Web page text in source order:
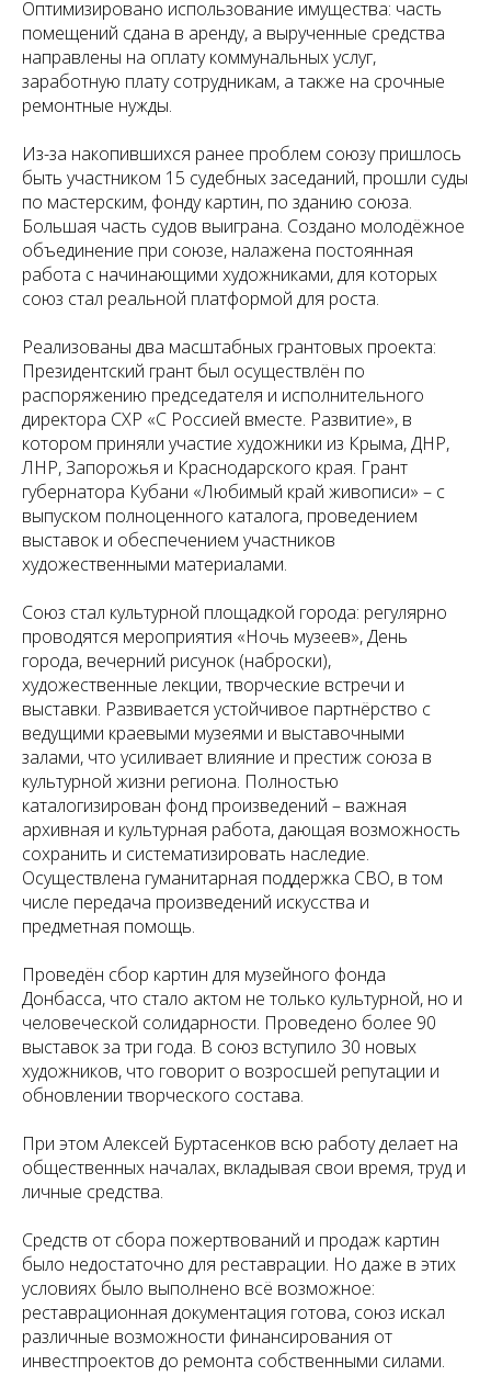
Оптимизировано использование имущества: часть
помещений сдана в аренду, а вырученные средства
направлены на оплату коммунальных услуг,
заработную плату сотрудникам, а также на срочные
ремонтные нужды.
Из-за накопившихся ранее проблем союзу пришлось
быть участником 15 судебных заседаний, прошли суды
по мастерским, фонду картин, по зданию союза.
Большая часть судов выиграна. Создано молодёжное
объединение при союзе, налажена постоянная
работа с начинающими художниками, для которых
союз стал реальной платформой для роста.
Реализованы два масштабных грантовых проекта:
Президентский грант был осуществлён по
распоряжению председателя и исполнительного
директора СХР «С Россией вместе. Развитие», в
котором приняли участие художники из Крыма, ДНР,
ЛНР, Запорожья и Краснодарского края. Грант
губернатора Кубани «Любимый край живописи» – с
выпуском полноценного каталога, проведением
выставок и обеспечением участников
художественными материалами.
Союз стал культурной площадкой города: регулярно
проводятся мероприятия «Ночь музеев», День
города, вечерний рисунок (наброски),
художественные лекции, творческие встречи и
выставки. Развивается устойчивое партнёрство с
ведущими краевыми музеями и выставочными
залами, что усиливает влияние и престиж союза в
культурной жизни региона. Полностью
каталогизирован фонд произведений – важная
архивная и культурная работа, дающая возможность
сохранить и систематизировать наследие.
Осуществлена гуманитарная поддержка СВО, в том
числе передача произведений искусства и
предметная помощь.
Проведён сбор картин для музейного фонда
Донбасса, что стало актом не только культурной, но и
человеческой солидарности. Проведено более 90
выставок за три года. В союз вступило 30 новых
художников, что говорит о возросшей репутации и
обновлении творческого состава.
При этом Алексей Буртасенков всю работу делает на
общественных началах, вкладывая свои время, труд и
личные средства.
Средств от сбора пожертвований и продаж картин
было недостаточно для реставрации. Но даже в этих
условиях было выполнено всё возможное:
реставрационная документация готова, союз искал
различные возможности финансирования от
инвестпроектов до ремонта собственными силами.